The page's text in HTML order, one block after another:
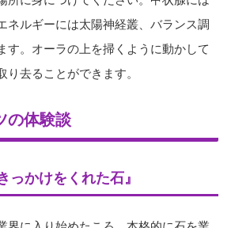
ネルギーには太陽神経叢、バランス調
す。オーラの上を掃くように動かして
り去ることができます。
の体験談
っかけをくれた石』